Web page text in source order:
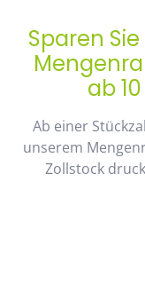
Sparen
ab
Ab einer
unserem
Zollstock